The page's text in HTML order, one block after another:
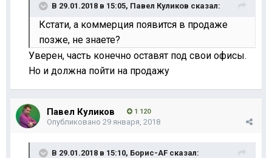
В 29.01.2018 в 15:05, Павел Куликов сказал:
Кстати, а коммерция появится в продаже
позже, не знаете?
Уверен, часть конечно оставят под свои офисы.
Но и должна пойти на продажу
Павел Куликов 1 120
Опубликовано 29 января, 2018
В 29.01.2018 в 15:10, Борис-AF сказал: